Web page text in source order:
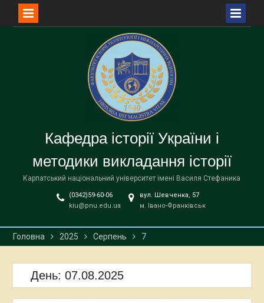
Кафедра історії України і
методики викладання історії
Карпатський національний університет імені Василя Стефаника
(0342)59-60-06
kiu@pnu.edu.ua
вул. Шевченка, 57
м. Івано-Франківськ
Головна 2025 Серпень 7
День: 07.08.2025